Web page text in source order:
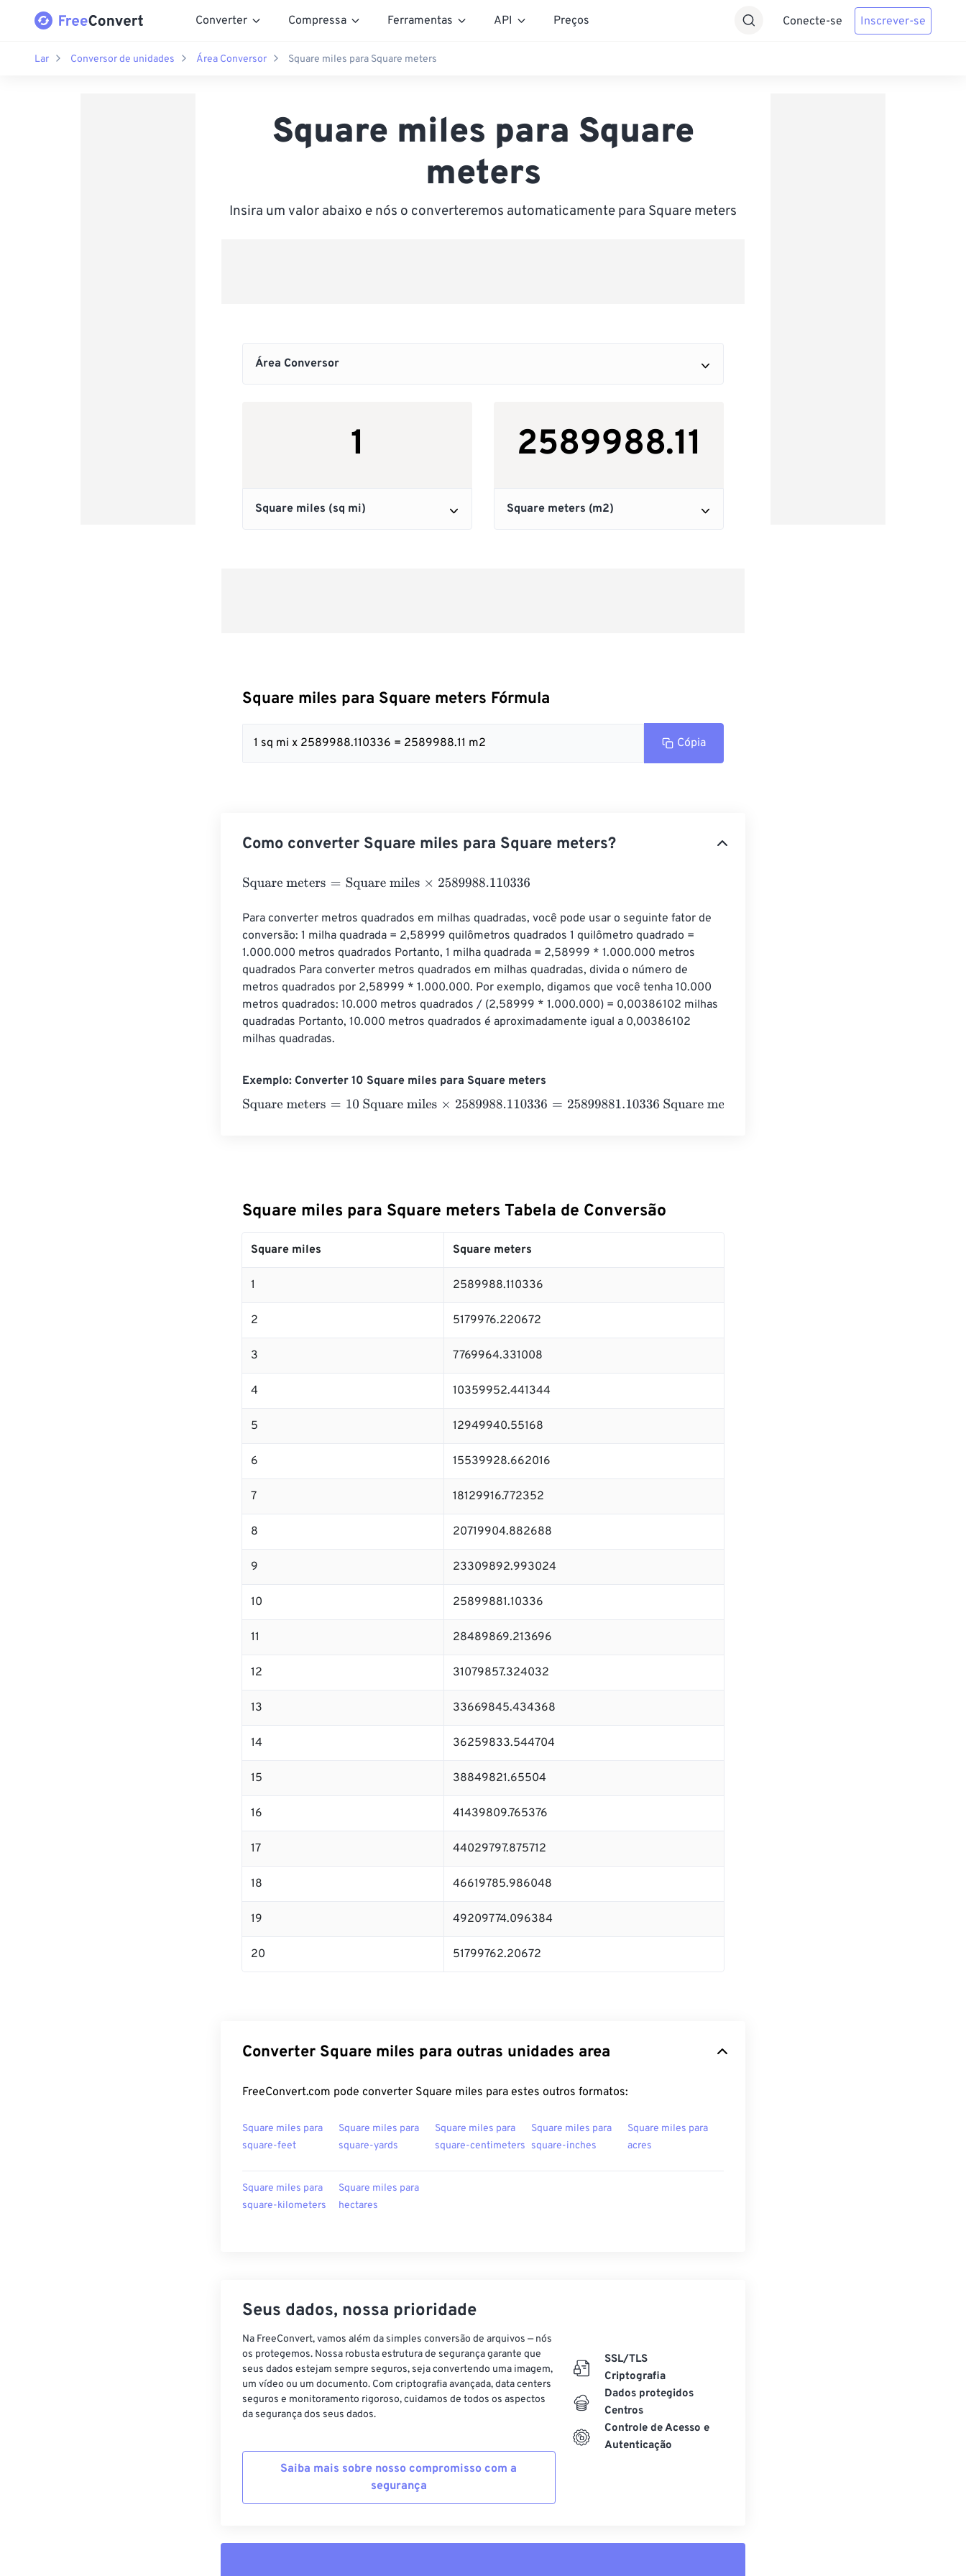
Converter Compressa Ferramentas API Preços Conecte-se Inscrever-se
Lar Conversor de unidades Área Conversor Square miles para Square meters
Square miles para Square
meters
Insira um valor abaixo e nós o converteremos automaticamente para Square meters
Square miles para Square meters Fórmula
1 sq mi x 2589988.110336 = 2589988.11 m2 Cópia
Como converter Square miles para Square meters?
Square meters= Square miles×2589988.110336
Para converter metros quadrados em milhas quadradas, você pode usar o seguinte fator de
conversão: 1 milha quadrada = 2,58999 quilômetros quadrados 1 quilômetro quadrado =
1.000.000 metros quadrados Portanto, 1 milha quadrada = 2,58999 * 1.000.000 metros
quadrados Para converter metros quadrados em milhas quadradas, divida o número de
metros quadrados por 2,58999 * 1.000.000. Por exemplo, digamos que você tenha 10.000
metros quadrados: 10.000 metros quadrados / (2,58999 * 1.000.000) = 0,00386102 milhas
quadradas Portanto, 10.000 metros quadrados é aproximadamente igual a 0,00386102
milhas quadradas.
Exemplo: Converter 10 Square miles para Square meters
Square meters= 10 Square miles×2589988.110336=25899881.10336 Square meters
Square miles para Square meters Tabela de Conversão
Square miles Square meters
1 2589988.110336
2 5179976.220672
3 7769964.331008
4 10359952.441344
5 12949940.55168
6 15539928.662016
7 18129916.772352
8 20719904.882688
9 23309892.993024
10 25899881.10336
11 28489869.213696
12 31079857.324032
13 33669845.434368
14 36259833.544704
15 38849821.65504
16 41439809.765376
17 44029797.875712
18 46619785.986048
19 49209774.096384
20 51799762.20672
Converter Square miles para outras unidades area
FreeConvert.com pode converter Square miles para estes outros formatos:
Square miles para
square-feet
Square miles para
square-yards
Square miles para
square-centimeters
Square miles para
square-inches
Square miles para
acres
Square miles para
square-kilometers
Square miles para
hectares
Seus dados, nossa prioridade
Na FreeConvert, vamos além da simples conversão de arquivos — nós
os protegemos. Nossa robusta estrutura de segurança garante que
seus dados estejam sempre seguros, seja convertendo uma imagem,
um vídeo ou um documento. Com criptografia avançada, data centers
seguros e monitoramento rigoroso, cuidamos de todos os aspectos
da segurança dos seus dados.
Saiba mais sobre nosso compromisso com a
segurança
SSL/TLS
Criptografia
Dados protegidos
Centros
Controle de Acesso e
Autenticação